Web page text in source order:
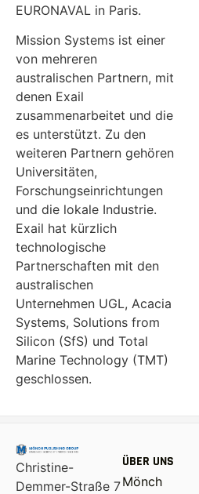
EURONAVAL in Paris.
Mission Systems ist einer
von mehreren
australischen Partnern, mit
denen Exail
zusammenarbeitet und die
es unterstützt. Zu den
weiteren Partnern gehören
Universitäten,
Forschungseinrichtungen
und die lokale Industrie.
Exail hat kürzlich
technologische
Partnerschaften mit den
australischen
Unternehmen UGL, Acacia
Systems, Solutions from
Silicon (SfS) und Total
Marine Technology (TMT)
geschlossen.
Christine-
Demmer-Straße 7
ÜBER UNS
Mönch